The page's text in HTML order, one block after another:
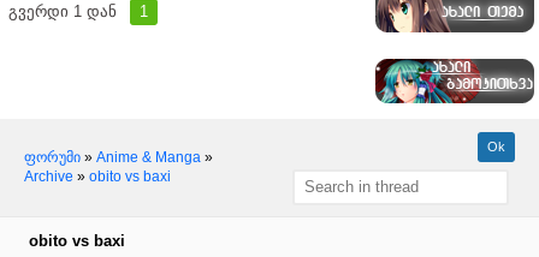
გვერდი 1 დან 1
ფორუმი » Anime & Manga »
Archive » obito vs baxi
obito vs baxi